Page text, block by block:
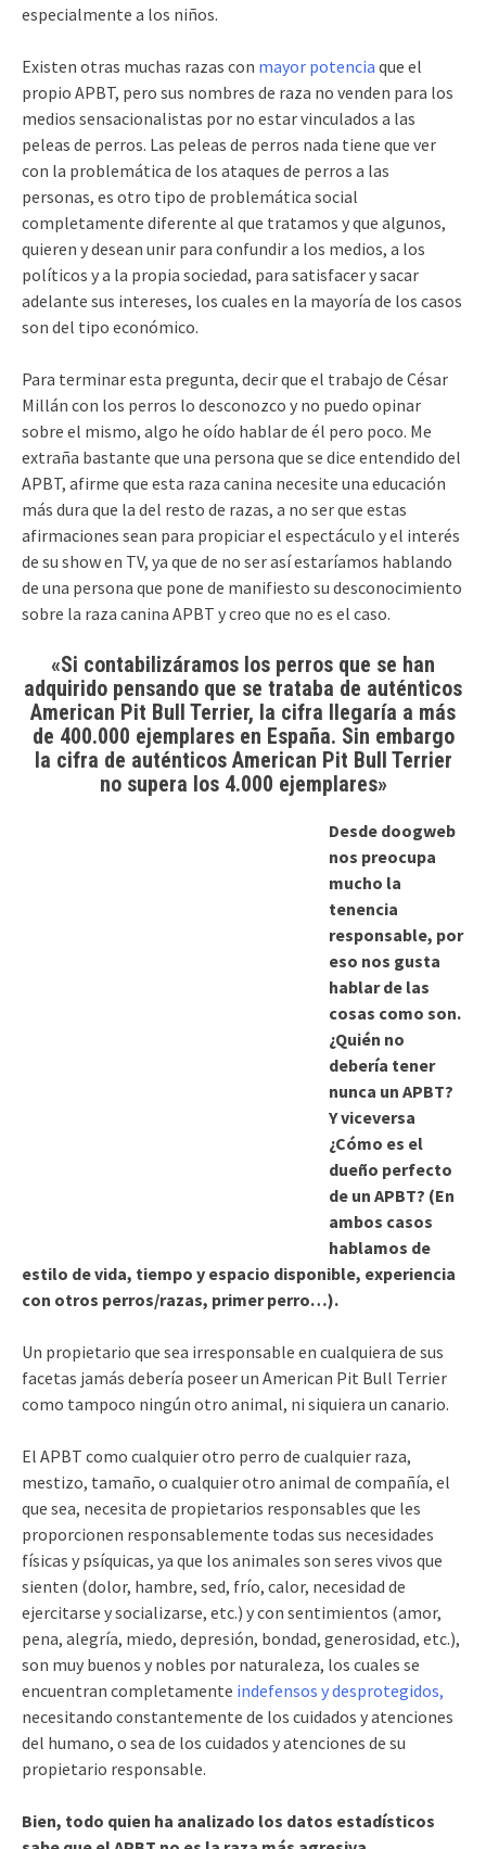
especialmente a los niños.
Existen otras muchas razas con mayor potencia que el
propio APBT, pero sus nombres de raza no venden para los
medios sensacionalistas por no estar vinculados a las
peleas de perros. Las peleas de perros nada tiene que ver
con la problemática de los ataques de perros a las
personas, es otro tipo de problemática social
completamente diferente al que tratamos y que algunos,
quieren y desean unir para confundir a los medios, a los
políticos y a la propia sociedad, para satisfacer y sacar
adelante sus intereses, los cuales en la mayoría de los casos
son del tipo económico.
Para terminar esta pregunta, decir que el trabajo de César
Millán con los perros lo desconozco y no puedo opinar
sobre el mismo, algo he oído hablar de él pero poco. Me
extraña bastante que una persona que se dice entendido del
APBT, afirme que esta raza canina necesite una educación
más dura que la del resto de razas, a no ser que estas
afirmaciones sean para propiciar el espectáculo y el interés
de su show en TV, ya que de no ser así estaríamos hablando
de una persona que pone de manifiesto su desconocimiento
sobre la raza canina APBT y creo que no es el caso.
«Si contabilizáramos los perros que se han
adquirido pensando que se trataba de auténticos
American Pit Bull Terrier, la cifra llegaría a más
de 400.000 ejemplares en España. Sin embargo
la cifra de auténticos American Pit Bull Terrier
no supera los 4.000 ejemplares»
Desde doogweb
nos preocupa
mucho la
tenencia
responsable, por
eso nos gusta
hablar de las
cosas como son.
¿Quién no
debería tener
nunca un APBT?
Y viceversa
¿Cómo es el
dueño perfecto
de un APBT? (En
ambos casos
hablamos de
estilo de vida, tiempo y espacio disponible, experiencia
con otros perros/razas, primer perro…).
Un propietario que sea irresponsable en cualquiera de sus
facetas jamás debería poseer un American Pit Bull Terrier
como tampoco ningún otro animal, ni siquiera un canario.
El APBT como cualquier otro perro de cualquier raza,
mestizo, tamaño, o cualquier otro animal de compañía, el
que sea, necesita de propietarios responsables que les
proporcionen responsablemente todas sus necesidades
físicas y psíquicas, ya que los animales son seres vivos que
sienten (dolor, hambre, sed, frío, calor, necesidad de
ejercitarse y socializarse, etc.) y con sentimientos (amor,
pena, alegría, miedo, depresión, bondad, generosidad, etc.),
son muy buenos y nobles por naturaleza, los cuales se
encuentran completamente indefensos y desprotegidos,
necesitando constantemente de los cuidados y atenciones
del humano, o sea de los cuidados y atenciones de su
propietario responsable.
Bien, todo quien ha analizado los datos estadísticos